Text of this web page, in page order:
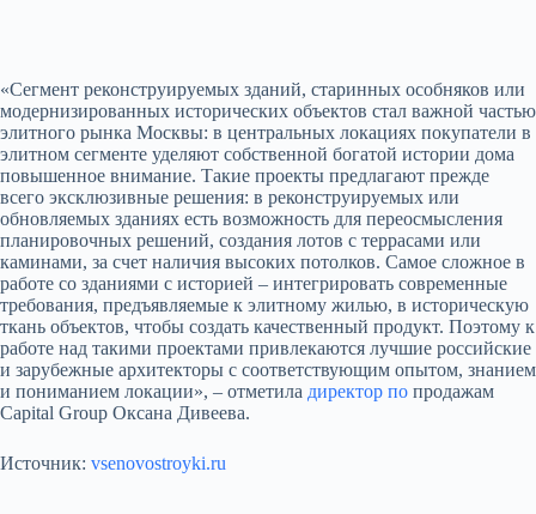
«Сегмент реконструируемых зданий, старинных особняков или
модернизированных исторических объектов стал важной частью
элитного рынка Москвы: в центральных локациях покупатели в
элитном сегменте уделяют собственной богатой истории дома
повышенное внимание. Такие проекты предлагают прежде
всего эксклюзивные решения: в реконструируемых или
обновляемых зданиях есть возможность для переосмысления
планировочных решений, создания лотов с террасами или
каминами, за счет наличия высоких потолков. Самое сложное в
работе со зданиями с историей – интегрировать современные
требования, предъявляемые к элитному жилью, в историческую
ткань объектов, чтобы создать качественный продукт. Поэтому к
работе над такими проектами привлекаются лучшие российские
и зарубежные архитекторы с соответствующим опытом, знанием
и пониманием локации», – отметила директор по продажам
Capital Group Оксана Дивеева.
Источник: vsenovostroyki.ru